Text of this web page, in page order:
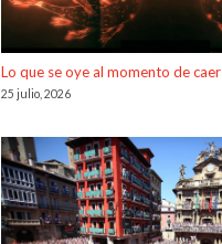
Lo que se oye al momento de caer
25 julio, 2026